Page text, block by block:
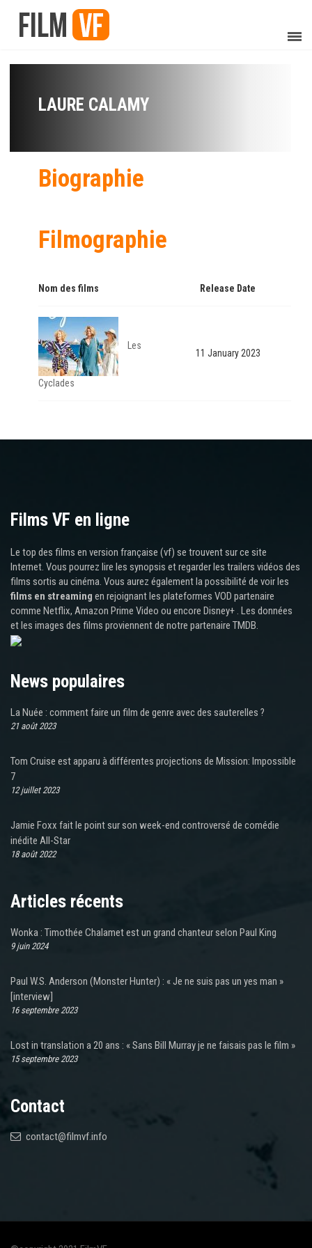
LAURE CALAMY
Biographie
Filmographie
Nom des films Release Date
Les
Cyclades
11 January 2023
Films VF en ligne
Le top des films en version française (vf) se trouvent sur ce site
Internet. Vous pourrez lire les synopsis et regarder les trailers vidéos des
films sortis au cinéma. Vous aurez également la possibilité de voir les
films en streaming en rejoignant les plateformes VOD partenaire
comme Netflix, Amazon Prime Video ou encore Disney+ . Les données
et les images des films proviennent de notre partenaire TMDB.
News populaires
La Nuée : comment faire un film de genre avec des sauterelles ?
21 août 2023
Tom Cruise est apparu à différentes projections de Mission: Impossible
7
12 juillet 2023
Jamie Foxx fait le point sur son week-end controversé de comédie
inédite All-Star
18 août 2022
Articles récents
Wonka : Timothée Chalamet est un grand chanteur selon Paul King
9 juin 2024
Paul W.S. Anderson (Monster Hunter) : « Je ne suis pas un yes man »
[interview]
16 septembre 2023
Lost in translation a 20 ans : « Sans Bill Murray je ne faisais pas le film »
15 septembre 2023
Contact
contact@filmvf.info